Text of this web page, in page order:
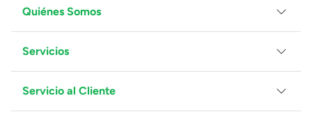
Quiénes Somos
Grupo Juguetron
Localiza tu tienda
Blog
Servicios
Facturación
Proveedores
Servicio al Cliente